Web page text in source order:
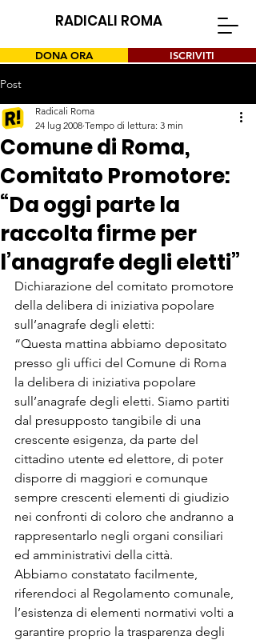
RADICALI ROMA
DONA ORA ISCRIVITI
Post
Comune di Roma,
Comitato Promotore:
“Da oggi parte la
raccolta firme per
l’anagrafe degli eletti”
Radicali Roma
24 lug 2008 Tempo di lettura: 3 min
Dichiarazione del comitato promotore
della delibera di iniziativa popolare
sull’anagrafe degli eletti:
“Questa mattina abbiamo depositato
presso gli uffici del Comune di Roma
la delibera di iniziativa popolare
sull’anagrafe degli eletti. Siamo partiti
dal presupposto tangibile di una
crescente esigenza, da parte del
cittadino utente ed elettore, di poter
disporre di maggiori e comunque
sempre crescenti elementi di giudizio
nei confronti di coloro che andranno a
rappresentarlo negli organi consiliari
ed amministrativi della città.
Abbiamo constatato facilmente,
riferendoci al Regolamento comunale,
l’esistenza di elementi normativi volti a
garantire proprio la trasparenza degli